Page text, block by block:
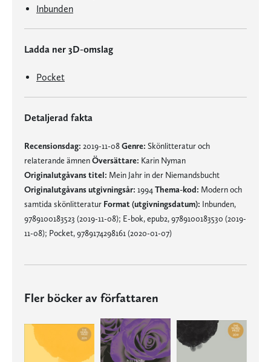
Inbunden
Ladda ner 3D-omslag
Pocket
Detaljerad fakta
Recensionsdag: 2019-11-08Genre: Skönlitteratur och
relaterande ämnenÖversättare: Karin Nyman
Originalutgåvans titel: Mein Jahr in der Niemandsbucht
Originalutgåvans utgivningsår: 1994 Thema-kod: Modern och
samtida skönlitteratur Format (utgivningsdatum): Inbunden,
9789100183523 (2019-11-08); E-bok, epub2, 9789100183530 (2019-
11-08); Pocket, 9789174298161 (2020-01-07)
Fler böcker av författaren